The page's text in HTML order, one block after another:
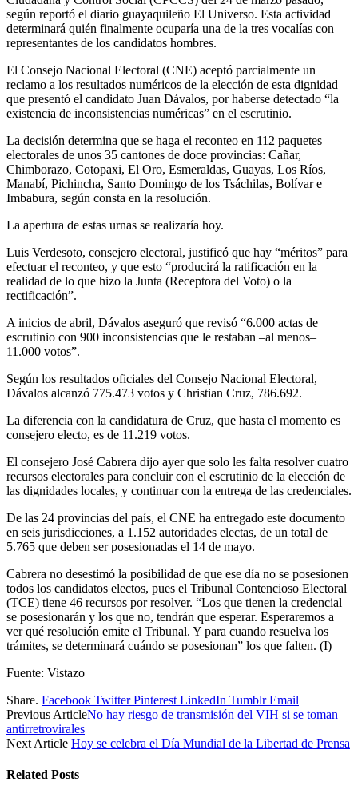
según reportó el diario guayaquileño El Universo. Esta actividad
determinará quién finalmente ocuparía una de la tres vocalías con
representantes de los candidatos hombres.
El Consejo Nacional Electoral (CNE) aceptó parcialmente un
reclamo a los resultados numéricos de la elección de esta dignidad
que presentó el candidato Juan Dávalos, por haberse detectado “la
existencia de inconsistencias numéricas” en el escrutinio.
La decisión determina que se haga el reconteo en 112 paquetes
electorales de unos 35 cantones de doce provincias: Cañar,
Chimborazo, Cotopaxi, El Oro, Esmeraldas, Guayas, Los Ríos,
Manabí, Pichincha, Santo Domingo de los Tsáchilas, Bolívar e
Imbabura, según consta en la resolución.
La apertura de estas urnas se realizaría hoy.
Luis Verdesoto, consejero electoral, justificó que hay “méritos” para
efectuar el reconteo, y que esto “producirá la ratificación en la
realidad de lo que hizo la Junta (Receptora del Voto) o la
rectificación”.
A inicios de abril, Dávalos aseguró que revisó “6.000 actas de
escrutinio con 900 inconsistencias que le restaban –al menos–
11.000 votos”.
Según los resultados oficiales del Consejo Nacional Electoral,
Dávalos alcanzó 775.473 votos y Christian Cruz, 786.692.
La diferencia con la candidatura de Cruz, que hasta el momento es
consejero electo, es de 11.219 votos.
El consejero José Cabrera dijo ayer que solo les falta resolver cuatro
recursos electorales para concluir con el escrutinio de la elección de
las dignidades locales, y continuar con la entrega de las credenciales.
De las 24 provincias del país, el CNE ha entregado este documento
en seis jurisdicciones, a 1.152 autoridades electas, de un total de
5.765 que deben ser posesionadas el 14 de mayo.
Cabrera no desestimó la posibilidad de que ese día no se posesionen
todos los candidatos electos, pues el Tribunal Contencioso Electoral
(TCE) tiene 46 recursos por resolver. “Los que tienen la credencial
se posesionarán y los que no, tendrán que esperar. Esperaremos a
ver qué resolución emite el Tribunal. Y para cuando resuelva los
trámites, se determinará cuándo se posesionan” los que falten. (I)
Fuente: Vistazo
Share. Facebook Twitter Pinterest LinkedIn Tumblr Email
Previous ArticleNo hay riesgo de transmisión del VIH si se toman
antirretrovirales
Next Article Hoy se celebra el Día Mundial de la Libertad de Prensa
Related Posts